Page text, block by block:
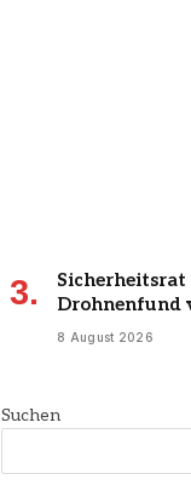
Drohnenfund
8 August 2026
Suchen